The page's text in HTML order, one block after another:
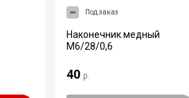
Под заказ
Наконечник медный
M6/28/0,6
40 р.